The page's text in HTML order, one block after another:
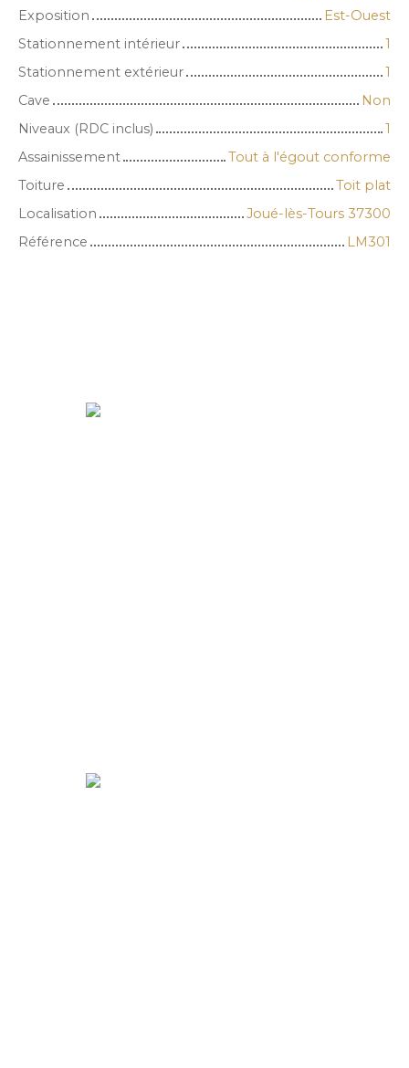
Exposition
Est-Ouest
Stationnement intérieur
1
Stationnement extérieur
1
Cave
Non
Niveaux (RDC inclus)
1
Assainissement
Tout à l'égout conforme
Toiture
Toit plat
Localisation
Joué-lès-Tours 37300
Référence
LM301